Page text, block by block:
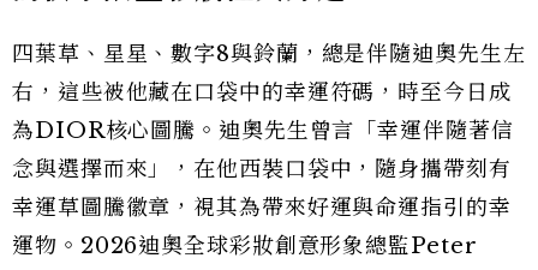
四葉草、星星、數字8與鈴蘭，總是伴隨迪奧先生左
右，這些被他藏在口袋中的幸運符碼，時至今日成
為DIOR核心圖騰。迪奧先生曾言「幸運伴隨著信
念與選擇而來」，在他西裝口袋中，隨身攜帶刻有
幸運草圖騰徽章，視其為帶來好運與命運指引的幸
運物。2026迪奧全球彩妝創意形象總監Peter